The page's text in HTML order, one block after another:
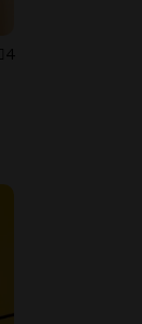
4